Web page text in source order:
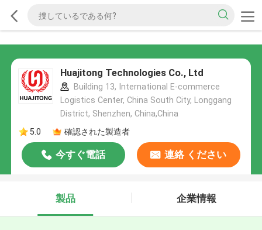
Huajitong Technologies Co., Ltd
Building 13, International E-commerce
Logistics Center, China South City, Longgang
District, Shenzhen, China,China
5.0
確認された製造者
今すぐ電話 連絡 ください
製品 企業情報